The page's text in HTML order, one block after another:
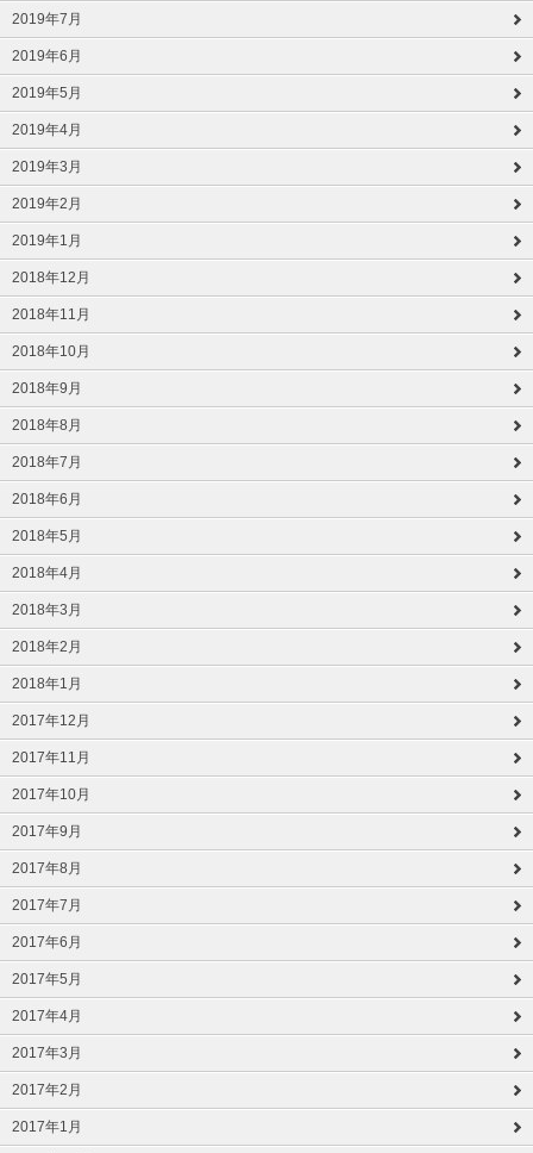
2019年7月
2019年6月
2019年5月
2019年4月
2019年3月
2019年2月
2019年1月
2018年12月
2018年11月
2018年10月
2018年9月
2018年8月
2018年7月
2018年6月
2018年5月
2018年4月
2018年3月
2018年2月
2018年1月
2017年12月
2017年11月
2017年10月
2017年9月
2017年8月
2017年7月
2017年6月
2017年5月
2017年4月
2017年3月
2017年2月
2017年1月